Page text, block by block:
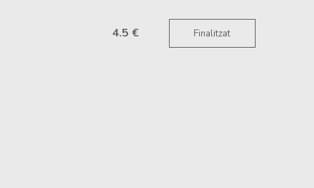
4.5 € Finalitzat